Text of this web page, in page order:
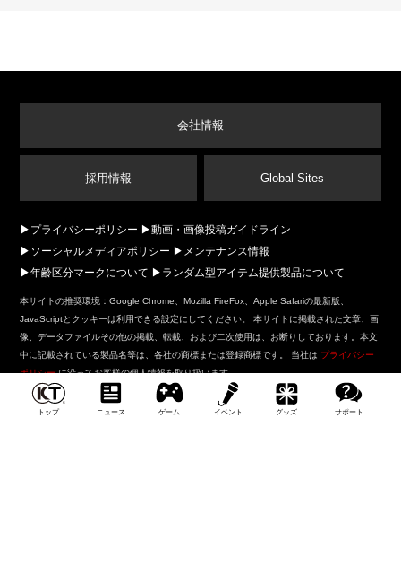
トップ ニュース ゲーム イベント グッズ サポート
会社情報
採用情報 Global Sites
プライバシーポリシー
動画・画像投稿ガイドライン
ソーシャルメディアポリシー
メンテナンス情報
年齢区分マークについて
ランダム型アイテム提供製品について
本サイトの推奨環境：Google Chrome、Mozilla FireFox、Apple Safariの最新版、
JavaScriptとクッキーは利用できる設定にしてください。 本サイトに掲載された文章、画
像、データファイルその他の掲載、転載、および二次使用は、お断りしております。本文
中に記載されている製品名等は、各社の商標または登録商標です。 当社は プライバシー
ポリシーに沿ってお客様の個人情報を取り扱います。
このサイトは全年齢にふさわし
い表現内容です